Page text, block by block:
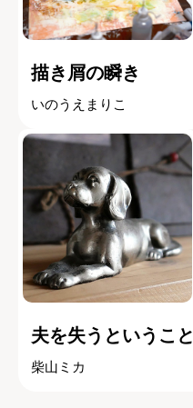
描き屑の瞬き
いのうえまりこ
夫を失うということ
柴山ミカ